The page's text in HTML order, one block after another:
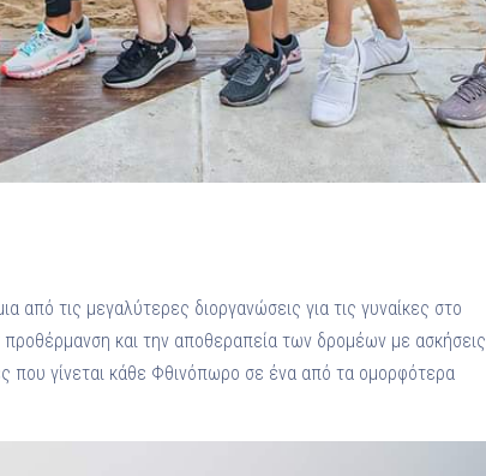
από τις μεγαλύτερες διοργανώσεις για τις γυναίκες στο
και την αποθεραπεία των δρομέων με ασκήσεις
που γίνεται κάθε Φθινόπωρο σε ένα από τα ομορφότερα